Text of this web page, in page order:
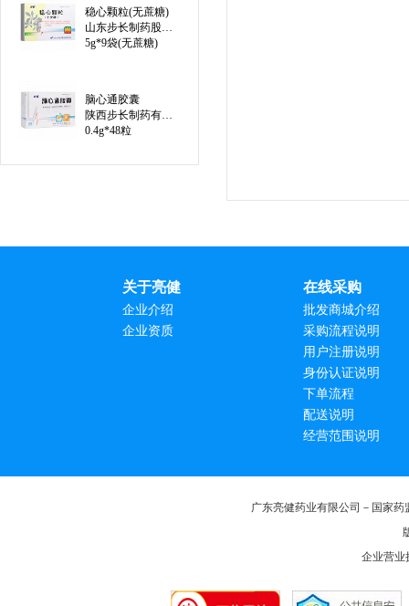
稳心颗粒(无蔗糖)
山东步长制药股份有限公司
5g*9袋(无蔗糖)
脑心通胶囊
陕西步长制药有限公司
0.4g*48粒
关于亮健
企业介绍
企业资质
在线采购
批发商城介绍
采购流程说明
用户注册说明
身份认证说明
下单流程
配送说明
经营范围说明
广东亮健药业有限公司－国家
企业营业